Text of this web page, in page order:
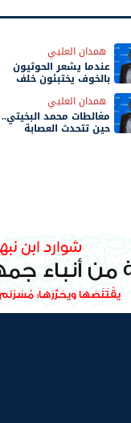
همدان العليي
عندما يشعر الحوثيون
بالخوف يختبئون خلف
همدان العليي
مغالطات محمد البخيتي..
حين تتحدث العصابة